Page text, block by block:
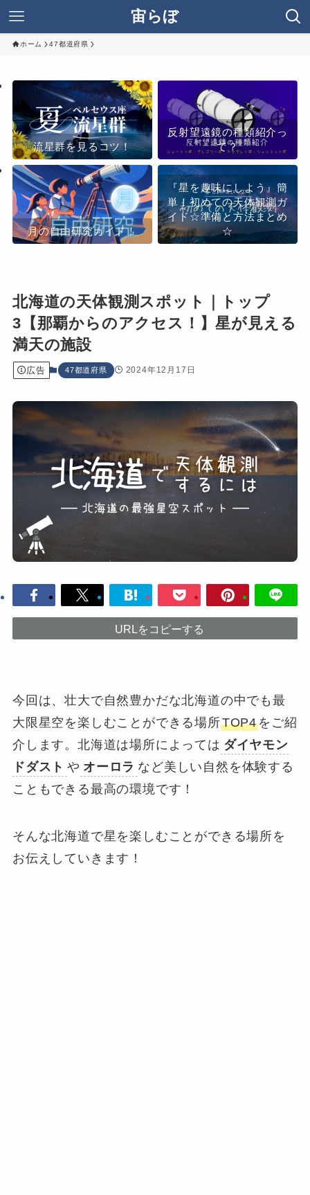
宙らぼ
ホーム 47都道府県
流星群を見るコツ！
反射望遠鏡の種類紹介っ
て？
月の自由研究ガイド！
『星を趣味にしよう』簡
単！初めての天体観測ガ
イド☆準備と方法まとめ
☆
北海道の天体観測スポット｜トップ
3【那覇からのアクセス！】星が見える
満天の施設
広告 47都道府県 2024年12月17日
URLをコピーする
今回は、壮大で自然豊かだな北海道の中でも最
大限星空を楽しむことができる場所TOP4をご紹
介します。北海道は場所によっては ダイヤモン
ドダスト や オーロラ など美しい自然を体験する
こともできる最高の環境です！
そんな北海道で星を楽しむことができる場所を
お伝えしていきます！